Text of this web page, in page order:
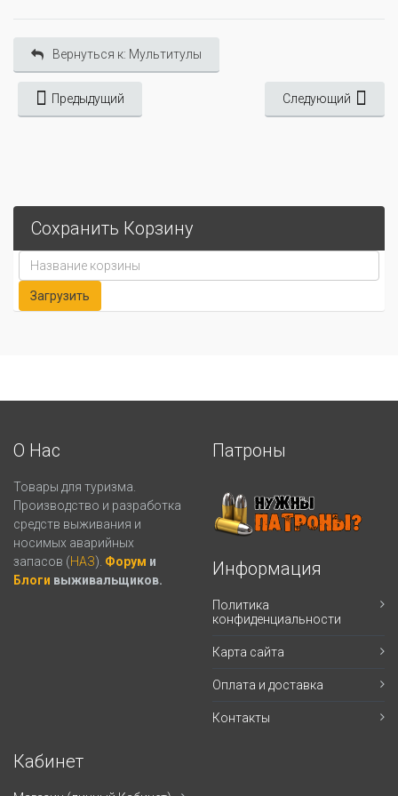
Вернуться к: Мультитулы
Предыдущий Следующий
Сохранить Корзину
О Нас
Товары для туризма.
Производство и разработка
средств выживания и
носимых аварийных
запасов (НАЗ). Форум и
Блоги выживальщиков.
Патроны
Информация
Политика
конфиденциальности
Карта сайта
Оплата и доставка
Контакты
Кабинет